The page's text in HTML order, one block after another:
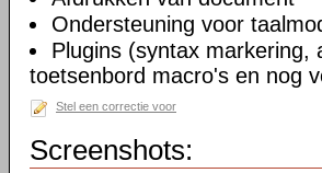
Ondersteuning voor
Plugins (syntax markering,
toetsenbord macro's en nog
Stel een correctie voor
Screenshots: